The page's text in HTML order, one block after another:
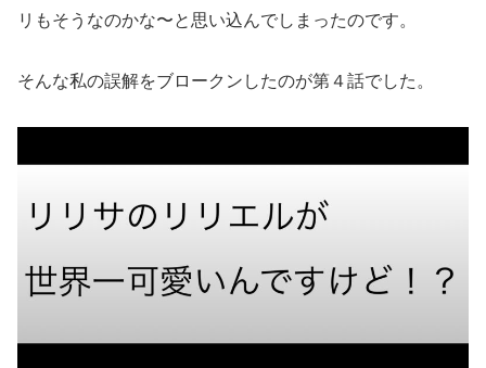
リもそうなのかな〜と思い込んでしまったのです。
そんな私の誤解をブロークンしたのが第４話でした。